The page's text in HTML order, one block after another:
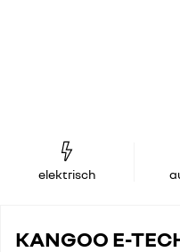
elektrisch
KANGOO E-